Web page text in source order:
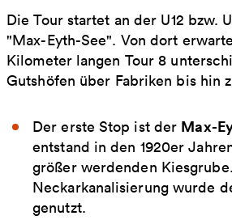
Die Tour startet an der U12 bzw.
"Max-Eyth-See". Von dort
Kilometer langen Tour 8
Gutshöfen über Fabriken bis hin
Der erste Stop ist der Max-
entstand in den 1920er
größer werdenden
Neckarkanalisierung wurde
genutzt.